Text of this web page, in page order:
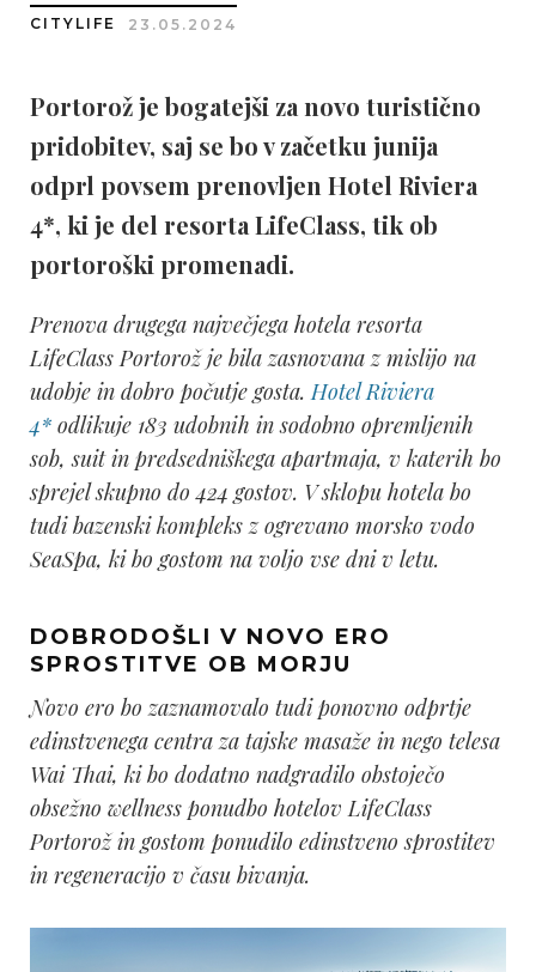
CITYLIFE 23.05.2024
Portorož je bogatejši za novo turistično
pridobitev, saj se bo v začetku junija
odprl povsem prenovljen Hotel Riviera
4*, ki je del resorta LifeClass, tik ob
portoroški promenadi.
Prenova drugega največjega hotela resorta
LifeClass Portorož je bila zasnovana z mislijo na
udobje in dobro počutje gosta.Hotel Riviera
4* odlikuje 183 udobnih in sodobno opremljenih
sob, suit in predsedniškega apartmaja, v katerih bo
sprejel skupno do 424 gostov. V sklopu hotela bo
tudi bazenski kompleks z ogrevano morsko vodo
SeaSpa, ki bo gostom na voljo vse dni v letu.
DOBRODOŠLI V NOVO ERO
SPROSTITVE OB MORJU
Novo ero bo zaznamovalo tudi ponovno odprtje
edinstvenega centra za tajske masaže in nego telesa
Wai Thai, ki bo dodatno nadgradilo obstoječo
obsežno wellness ponudbo hotelov LifeClass
Portorož in gostom ponudilo edinstveno sprostitev
in regeneracijo v času bivanja.